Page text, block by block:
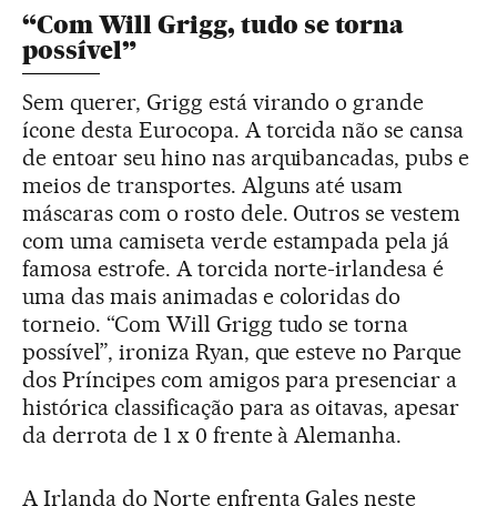
“Com Will Grigg, tudo se torna
possível”
Sem querer, Grigg está virando o grande
ícone desta Eurocopa. A torcida não se cansa
de entoar seu hino nas arquibancadas, pubs e
meios de transportes. Alguns até usam
máscaras com o rosto dele. Outros se vestem
com uma camiseta verde estampada pela já
famosa estrofe. A torcida norte-irlandesa é
uma das mais animadas e coloridas do
torneio. “Com Will Grigg tudo se torna
possível”, ironiza Ryan, que esteve no Parque
dos Príncipes com amigos para presenciar a
histórica classificação para as oitavas, apesar
da derrota de 1 x 0 frente à Alemanha.
A Irlanda do Norte enfrenta Gales neste